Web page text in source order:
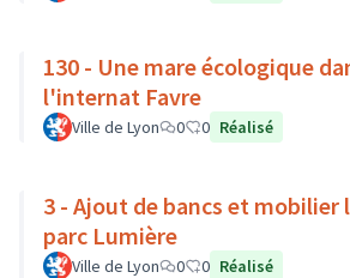
130 - Une mare écologique
l'internat Favre
Ville de Lyon 0 0 Réalisé
3 - Ajout de bancs et mobilier
parc Lumière
Ville de Lyon 0 0 Réalisé